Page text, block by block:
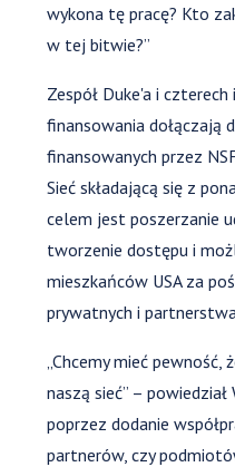
wykona tę pracę? Kto
w tej bitwie?”
Zespół Duke'a i
finansowania dołączają
finansowanych przez
Sieć składającą się z
celem jest poszerzanie
tworzenie dostępu i
mieszkańców USA za
prywatnych i
„Chcemy mieć
naszą sieć” –
poprzez dodanie
partnerów, czy